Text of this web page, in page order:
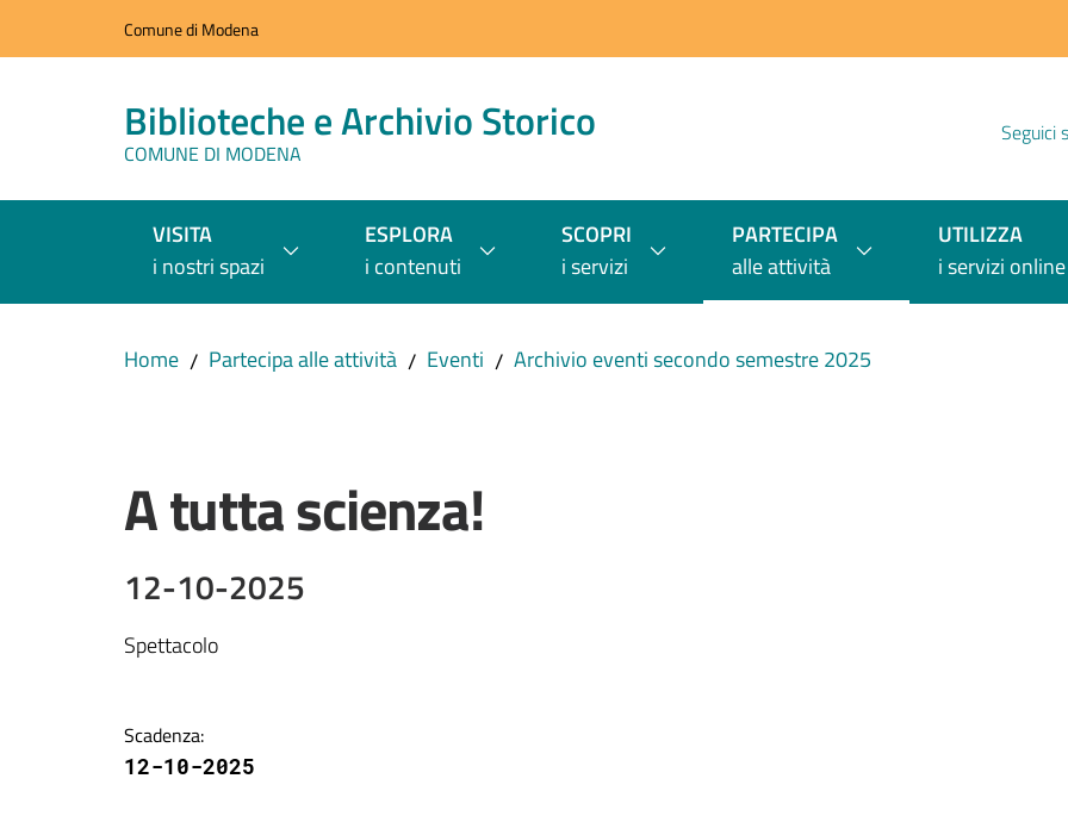
Vai al contenuto
Vai alla navigazioneComune di Modena
Biblioteche e Archivio Storico
COMUNE DI MODENA
Seguici
VISITA
i nostri spazi
ESPLORA
i contenuti
SCOPRI
i servizi
PARTECIPA
alle attività
UTILIZZA
i servizi online
Home / Partecipa alle attività / Eventi / Archivio eventi secondo semestre 2025
A tutta scienza!
12-10-2025
Spettacolo
Scadenza:
12-10-2025